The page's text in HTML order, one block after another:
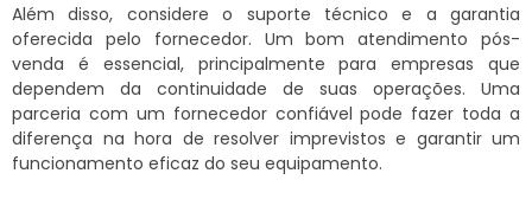
Além disso, considere o suporte técnico e a garantia
oferecida pelo fornecedor. Um bom atendimento pós-
venda é essencial, principalmente para empresas que
dependem da continuidade de suas operações. Uma
parceria com um fornecedor confiável pode fazer toda a
diferença na hora de resolver imprevistos e garantir um
funcionamento eficaz do seu equipamento.